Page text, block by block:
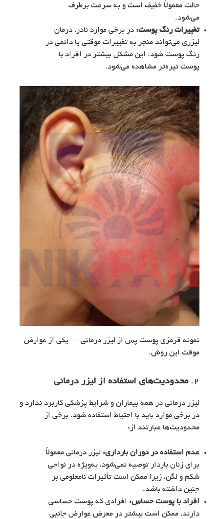
حالت معمولاً خفیف است و به سرعت برطرف
می‌شود.
تغییرات رنگ پوست: در برخی موارد نادر، درمان
لیزری می‌تواند منجر به تغییرات موقتی یا دائمی در
رنگ پوست شود. این مشکل بیشتر در افراد با
پوست تیره‌تر مشاهده می‌شود.
نمونه قرمزی پوست پس از لیزر درمانی — یکی از عوارض
موقت این روش.
2. محدودیت‌های استفاده از لیزر درمانی
لیزر درمانی در همه بیماران و شرایط پزشکی کاربرد ندارد و
در برخی موارد باید با احتیاط استفاده شود. برخی از
محدودیت‌ها عبارتند از:
عدم استفاده در دوران بارداری: لیزر درمانی معمولاً
برای زنان باردار توصیه نمی‌شود، به‌ویژه در نواحی
شکم و لگن، زیرا ممکن است تأثیرات نامعلومی بر
جنین داشته باشد.
افراد با پوست حساس: افرادی که پوست حساسی
دارند، ممکن است بیشتر در معرض عوارض جانبی